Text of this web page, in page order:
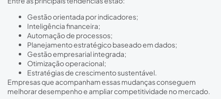
Gestão orientada por indicadores;
Inteligência financeira;
Automação de processos;
Planejamento estratégico baseado em dados;
Gestão empresarial integrada;
Otimização operacional;
Estratégias de crescimento sustentável.
Empresas que acompanham essas mudanças conseguem
melhorar desempenho e ampliar competitividade no mercado.